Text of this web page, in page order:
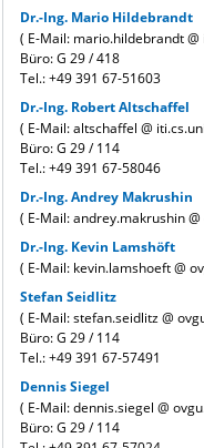
Dr.-Ing. Mario Hildebrandt
( E-Mail: mario.hildebrandt
Büro: G 29 / 418
Tel.:+49 391 67-51603
Dr.-Ing. Robert Altschaffel
( E-Mail: altschaffel @
Büro: G 29 / 114
Tel.:+49 391 67-58046
Dr.-Ing. Andrey Makrushin
( E-Mail: andrey.makrushin
Dr.-Ing. Kevin Lamshöft
( E-Mail: kevin.lamshoeft @
Stefan Seidlitz
( E-Mail: stefan.seidlitz @
Büro: G 29 / 114
Tel.: +49 391 67-57491
Dennis Siegel
( E-Mail: dennis.siegel @
Büro: G 29 / 114